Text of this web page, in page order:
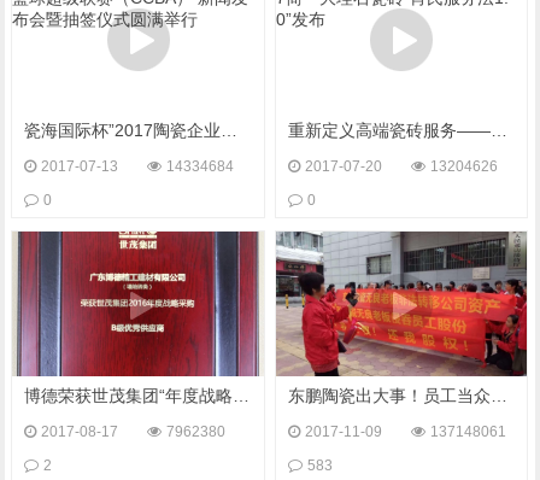
2017-07-13
14334684
0
2017-07-20
13204626
0
2017-08-17
7962380
2
2017-11-09
137148061
583